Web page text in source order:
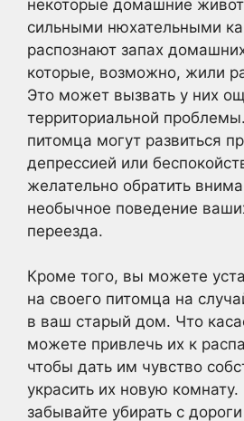
некоторые домашние
сильными нюхательными
распознают запах
которые, возможно, жили
Это может вызвать у них
территориальной
питомца могут развиться
депрессией или
желательно обратить
необычное поведение
переезда.
Кроме того, вы можете
на своего питомца на
в ваш старый дом. Что
можете привлечь их к
чтобы дать им чувство
украсить их новую
забывайте убирать с